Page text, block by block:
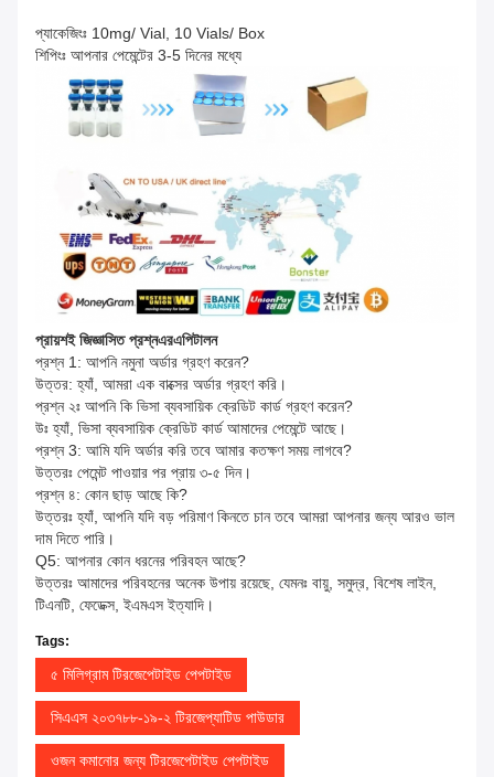
প্যাকেজিংঃ 10mg/ Vial, 10 Vials/ Box
শিপিংঃ আপনার পেমেন্টের 3-5 দিনের মধ্যে
প্রায়শই জিজ্ঞাসিত প্রশ্নএরএপিটালন
প্রশ্ন 1: আপনি নমুনা অর্ডার গ্রহণ করেন?
উত্তর: হ্যাঁ, আমরা এক বাক্সের অর্ডার গ্রহণ করি।
প্রশ্ন ২ঃ আপনি কি ভিসা ব্যবসায়িক ক্রেডিট কার্ড গ্রহণ করেন?
উঃ হ্যাঁ, ভিসা ব্যবসায়িক ক্রেডিট কার্ড আমাদের পেমেন্টে আছে।
প্রশ্ন 3: আমি যদি অর্ডার করি তবে আমার কতক্ষণ সময় লাগবে?
উত্তরঃ পেমেন্ট পাওয়ার পর প্রায় ৩-৫ দিন।
প্রশ্ন ৪: কোন ছাড় আছে কি?
উত্তরঃ হ্যাঁ, আপনি যদি বড় পরিমাণ কিনতে চান তবে আমরা আপনার জন্য আরও ভাল
দাম দিতে পারি।
Q5: আপনার কোন ধরনের পরিবহন আছে?
উত্তরঃ আমাদের পরিবহনের অনেক উপায় রয়েছে, যেমনঃ বায়ু, সমুদ্র, বিশেষ লাইন,
টিএনটি, ফেডেক্স, ইএমএস ইত্যাদি।
Tags:
৫ মিলিগ্রাম টিরজেপেটাইড পেপটাইড
সিএএস ২০৩৭৮৮-১৯-২ টিরজেপ্যাটিড পাউডার
ওজন কমানোর জন্য টিরজেপেটাইড পেপটাইড